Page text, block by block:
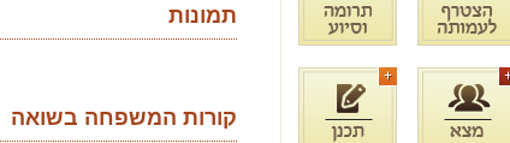
תמונות
קורות המשפחה בשואה